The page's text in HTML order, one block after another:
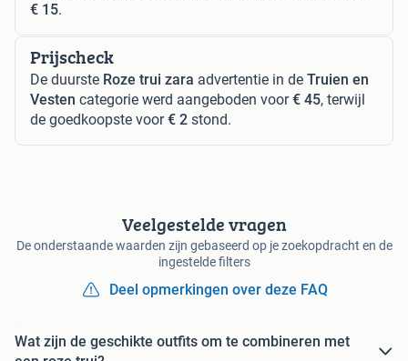
€ 15.
Prijscheck
De duurste Roze trui zara advertentie in de Truien en
Vesten categorie werd aangeboden voor€ 45, terwijl
de goedkoopste voor€ 2 stond.
Veelgestelde vragen
De onderstaande waarden zijn gebaseerd op je zoekopdracht en de
ingestelde filters
Deel opmerkingen over deze FAQ
Wat zijn de geschikte outfits om te combineren met